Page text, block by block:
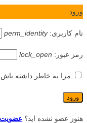
ورود
نام کاربری:perm_identity
رمز عبور: lock_open
مرا به خاطر داشته باش
هنوز عضو نشده اید؟